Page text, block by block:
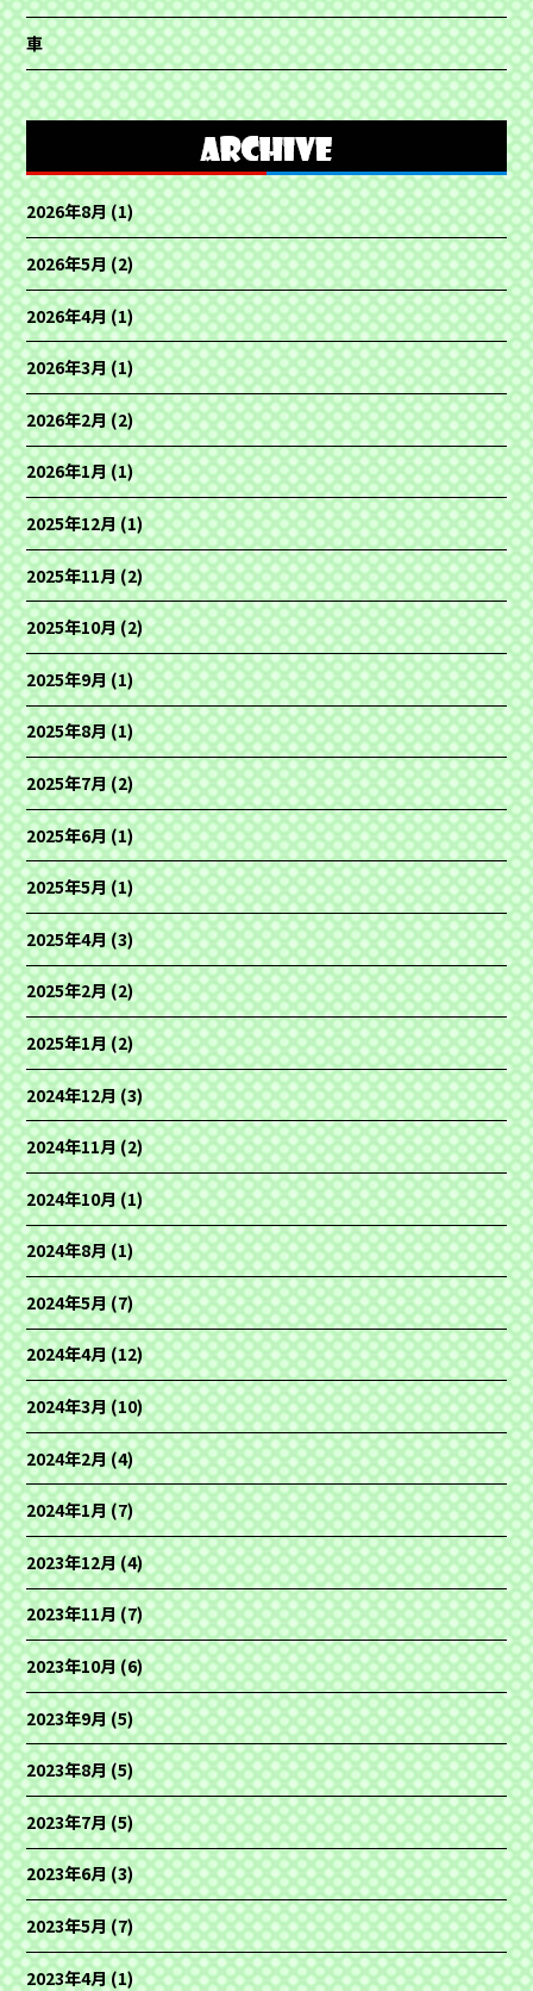
車
2026年8月(1)
2026年5月(2)
2026年4月(1)
2026年3月(1)
2026年2月(2)
2026年1月(1)
2025年12月(1)
2025年11月(2)
2025年10月(2)
2025年9月(1)
2025年8月(1)
2025年7月(2)
2025年6月(1)
2025年5月(1)
2025年4月(3)
2025年2月(2)
2025年1月(2)
2024年12月(3)
2024年11月(2)
2024年10月(1)
2024年8月(1)
2024年5月(7)
2024年4月(12)
2024年3月(10)
2024年2月(4)
2024年1月(7)
2023年12月(4)
2023年11月(7)
2023年10月(6)
2023年9月(5)
2023年8月(5)
2023年7月(5)
2023年6月(3)
2023年5月(7)
2023年4月(1)